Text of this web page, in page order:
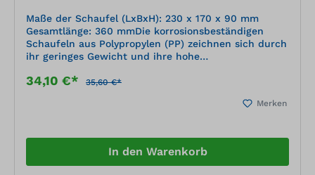
Maße der Schaufel (LxBxH): 230 x 170 x 90 mm
Gesamtlänge: 360 mmDie korrosionsbeständigen
Schaufeln aus Polypropylen (PP) zeichnen sich durch
ihr geringes Gewicht und ihre hohe
haftend und korrosionsbeständig. Das Material ist
korrosionsbeständigen PP-Schaufeln sind ideal für
34,10 €* 35,60 €*
Merken
In den Warenkorb